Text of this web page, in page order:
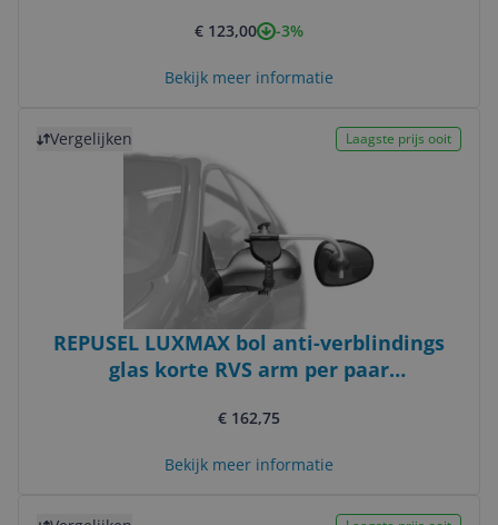
€ 123,00 -3%
Bekijk meer informatie
Vergelijken Laagste prijs ooit
REPUSEL LUXMAX bol anti-verblindings
glas korte RVS arm per paar
€ 162,75
Bekijk meer informatie